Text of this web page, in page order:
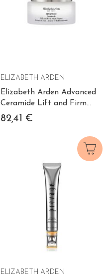
ELIZABETH ARDEN
Elizabeth Arden Advanced
Ceramide Lift and Firm
NIGHT Cream 50 ml
82,41 €
ELIZABETH ARDEN